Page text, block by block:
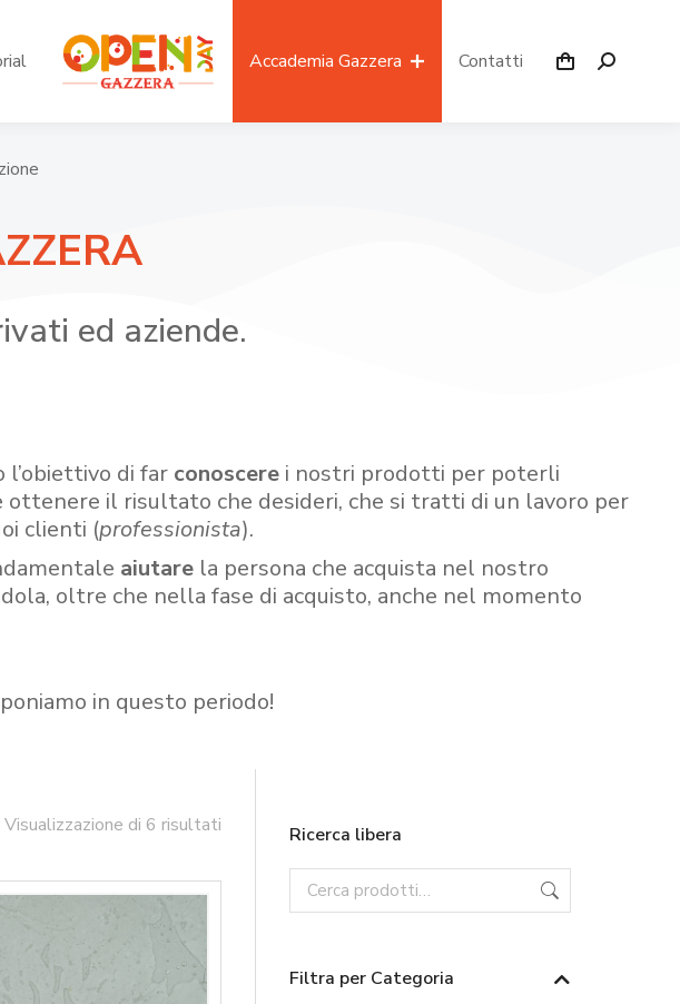
Accademia Gazzera Contatti
ed aziende.
l’obiettivo di far conoscerei nostri prodotti per poterli
ottenere il risultato che desideri, che si tratti di un lavoro per
clienti (professionista).
aiutare la persona che acquista nel nostro
oltre che nella fase di acquisto, anche nel momento
in questo periodo!
Visualizzazione di 6 risultati Ricerca libera
Filtra per Categoria